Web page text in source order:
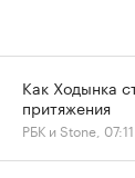
Как Ходынка
притяжения
РБК и Stone, 07:11